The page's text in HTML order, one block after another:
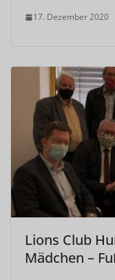
17. Dezember 2020
Lions Club
Mädchen –